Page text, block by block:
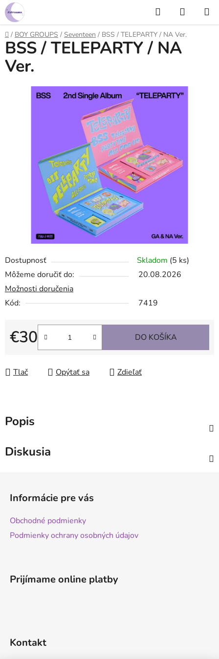
Prejsť
na
obsah
Hľadať
KOŠÍK
Domov
/ BOY GROUPS / Seventeen / BSS / TELEPARTY / NA Ver.
Dostupnosť Skladom (5 ks)
Môžeme doručiť do:
20.08.2026
Možnosti doručenia
Kód:
7419
€30
Jednotková cena:
DO KOŠÍKA
Tlač Opýtať sa Zdieľať
BSS / TELEPARTY / NA
Ver.
Popis
Diskusia
Informácie pre vás
Obchodné podmienky
Podmienky ochrany osobných údajov
Prijímame online platby
Kontakt